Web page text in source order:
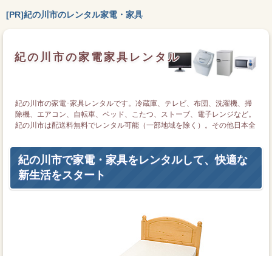
[PR]紀の川市のレンタル家電・家具
紀の川市の家電家具レンタル
紀の川市の家電･家具レンタルです。冷蔵庫、テレビ、布団、洗濯機、掃
除機、エアコン、自転車、ベッド、こたつ、ストーブ、電子レンジなど。
紀の川市は配送料無料でレンタル可能（一部地域を除く）。その他日本全
紀の川市で家電・家具をレンタルして、快適な
新生活をスタート